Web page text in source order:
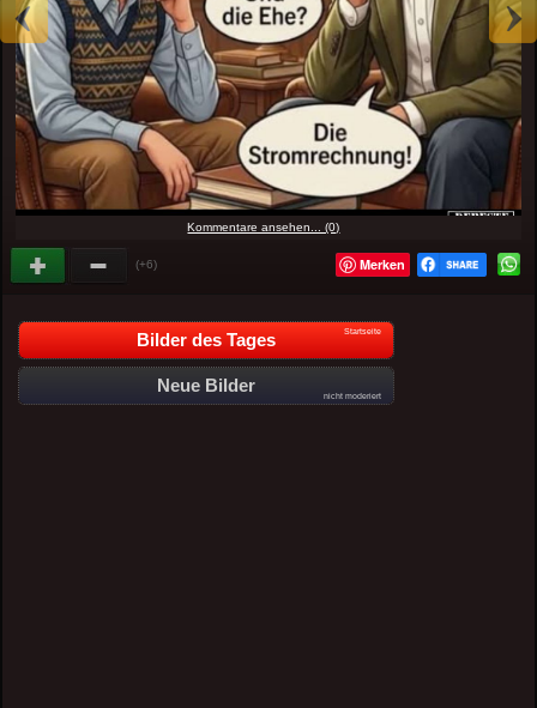
Kommentare ansehen... (0)
(+6) Merken
Bilder des Tages Startseite
Neue Bilder
nicht moderiert